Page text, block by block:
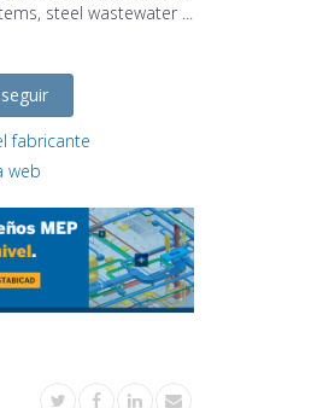
steel wastewater ...
fabricante
web